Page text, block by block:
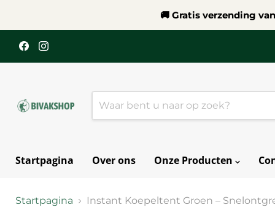
🚚 Gratis verzending
Vind
ons
op
op
Startpagina Over ons Onze Producten
Startpagina Instant Koepeltent Groen –